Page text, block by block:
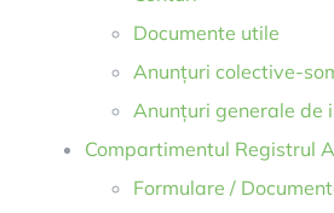
Documente utile
Anunțuri colective-
Anunțuri generale de
Compartimentul Registrul
Formulare /